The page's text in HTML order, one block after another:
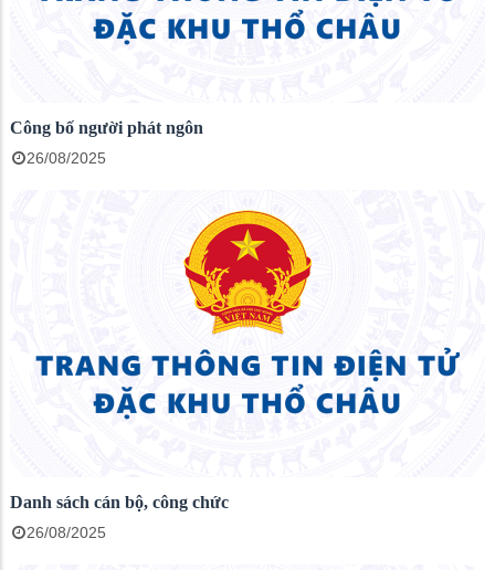
Công bố người phát ngôn
26/08/2025
Danh sách cán bộ, công chức
26/08/2025